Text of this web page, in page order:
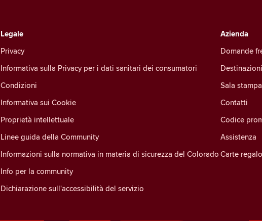
Legale
Privacy
Informativa sulla Privacy per i dati sanitari dei consumatori
Condizioni
Informativa sui Cookie
Proprietà intellettuale
Linee guida della Community
Informazioni sulla normativa in materia di sicurezza del Colorado
Info per la community
Dichiarazione sull'accessibilità del servizio
Azienda
Domande
Destinazioni
Sala stampa
Contatti
Codice
Assistenza
Carte regalo